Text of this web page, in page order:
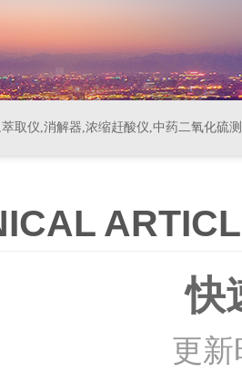
取仪,消解器,浓缩赶酸仪,中药二氧化硫
快
更新